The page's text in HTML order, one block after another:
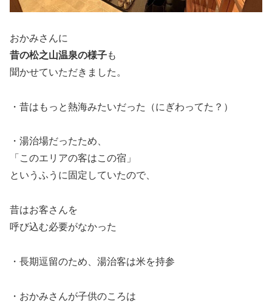
おかみさんに
昔の松之山温泉の様子も
聞かせていただきました。
・昔はもっと熱海みたいだった（にぎわってた？）
・湯治場だったため、
「このエリアの客はこの宿」
というふうに固定していたので、
昔はお客さんを
呼び込む必要がなかった
・長期逗留のため、湯治客は米を持参
・おかみさんが子供のころは